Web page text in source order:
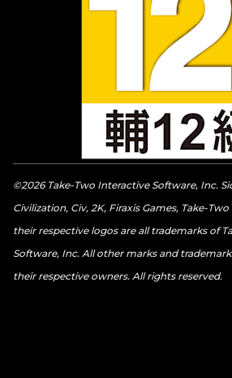
©2026 Take-Two Interactive Software, Inc.
Civilization, Civ, 2K, Firaxis Games, Take-
their respective logos are all trademarks of
Software, Inc. All other marks and
their respective owners. All rights reserved.